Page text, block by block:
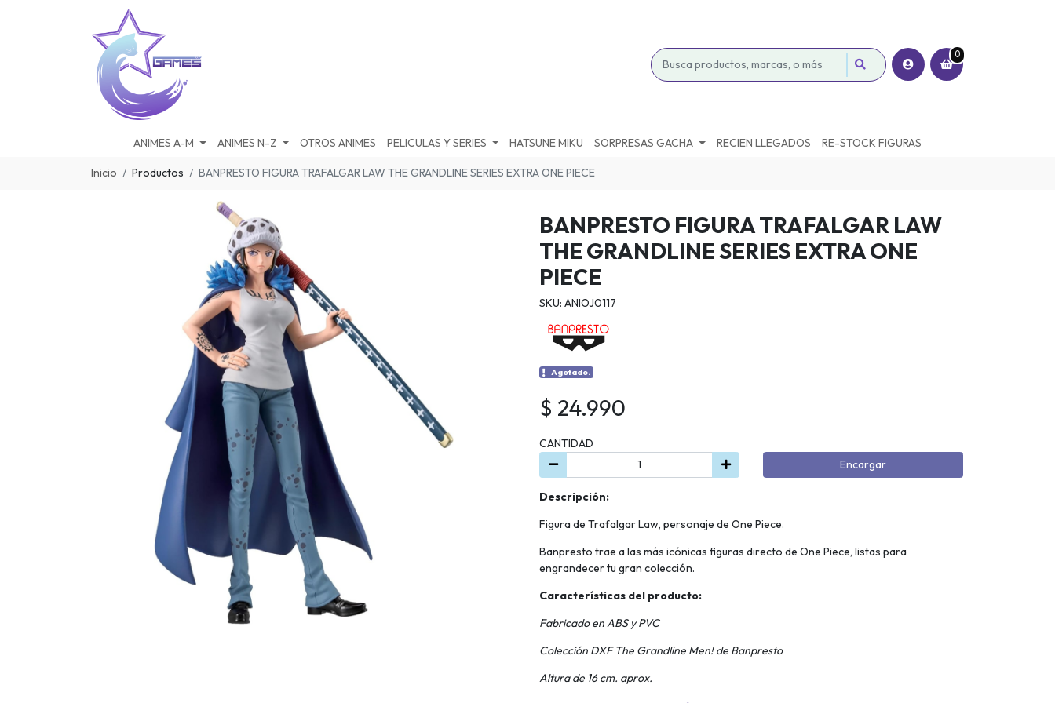
0
ANIMES A-M ANIMES N-Z OTROS ANIMES PELICULAS Y SERIES HATSUNE MIKU SORPRESAS GACHA RECIEN LLEGADOS RE-STOCK FIGURAS
Inicio Productos BANPRESTO FIGURA TRAFALGAR LAW THE GRANDLINE SERIES EXTRA ONE PIECE
BANPRESTO FIGURA TRAFALGAR LAW
THE GRANDLINE SERIES EXTRA ONE
PIECE
SKU: ANIOJ0117
Agotado.
$ 24.990
CANTIDAD
Encargar
Descripción:
Figura de Trafalgar Law, personaje de One Piece.
Banpresto trae a las más icónicas figuras directo de One Piece, listas para
engrandecer tu gran colección.
Características del producto:
Fabricado en ABS y PVC
Colección DXF The Grandline Men! de Banpresto
Altura de 16 cm. aprox.